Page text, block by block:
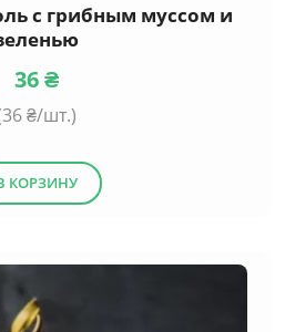
с грибным муссом и
36₴
36₴/шт.)
КОРЗИНУ